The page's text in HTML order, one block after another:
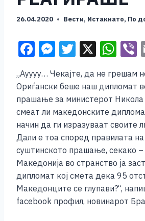
26.04.2020 Вести, Истакнато, По
F
c
e
b
o
o
k
M
ss
e
n
g
er
T
tt
er
X W
at
s
A
p
p
„Ауууу… Чекајте, да не грешам
Ориѓански беше наш дипломат
прашање за министерот
смеат ли македонските
начин да ги изразуваат своите
Дали е тоа според правилата
суштинското прашање, секако –
Македонија во странство ја
дипломат кој смета дека 95
Македонците се глупави?“,
facebook профил, новинарот